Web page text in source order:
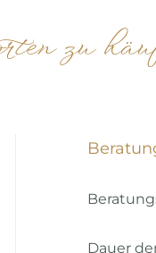
zu
Dauer